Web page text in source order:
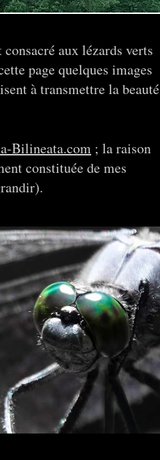
aux lézards verts
page quelques images
à transmettre la beauté
Bilineata.com ; la raison
constituée de mes